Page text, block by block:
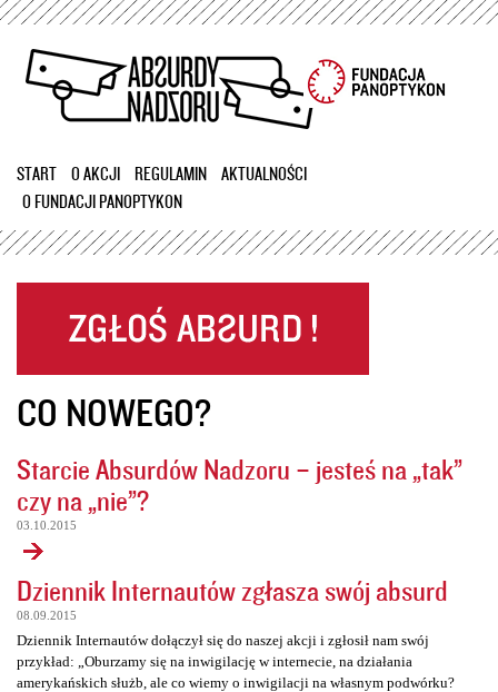
Przejdź
treści
START O AKCJI REGULAMIN
AKTUALNOŚCI
O FUNDACJI PANOPTYKON
CO NOWEGO?
Starcie Absurdów Nadzoru – jesteś na „tak”
czy na „nie”?
03.10.2015
Dziennik Internautów zgłasza swój absurd
08.09.2015
Dziennik Internautów dołączył się do naszej akcji i zgłosił nam swój
przykład: „Oburzamy się na inwigilację w internecie, na działania
amerykańskich służb, ale co wiemy o inwigilacji na własnym podwórku?